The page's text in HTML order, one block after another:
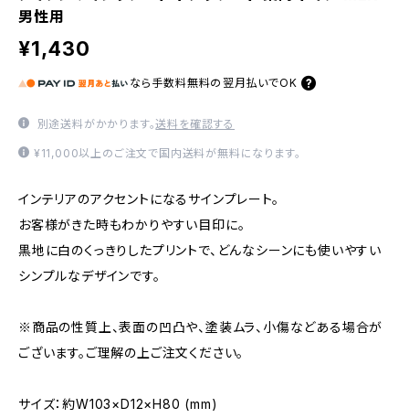
男性用
¥1,430
なら 手数料無料の 翌月払いでOK
別途送料がかかります。送料を確認する
¥11,000以上のご注文で国内送料が無料になります。
インテリアのアクセントになるサインプレート。
お客様がきた時もわかりやすい目印に。
黒地に白のくっきりしたプリントで、どんなシーンにも使いやすい
シンプルなデザインです。
※商品の性質上、表面の凹凸や、塗装ムラ、小傷などある場合が
ございます。ご理解の上ご注文ください。
サイズ：約W103×D12×H80 (mm)